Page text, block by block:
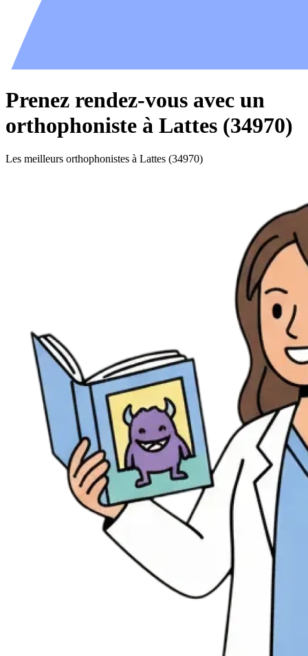
Prenez rendez-vous avec un
orthophoniste à Lattes (34970)
Les meilleurs orthophonistes à Lattes (34970)